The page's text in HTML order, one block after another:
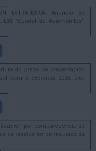
ESTRATÉXICA. Anuncio da
"Cuartel de Automóbiles",
do prazo de presentación
para o exercicio 2026, exp.
por comparecencia de
de resolución de recursos de